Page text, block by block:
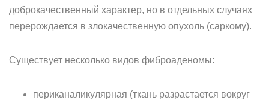
доброкачественный характер, но в отдельных случаях
перерождается в злокачественную опухоль (саркому).
Существует несколько видов фиброаденомы:
периканаликулярная (ткань разрастается вокруг